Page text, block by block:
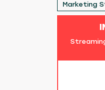
Marketing